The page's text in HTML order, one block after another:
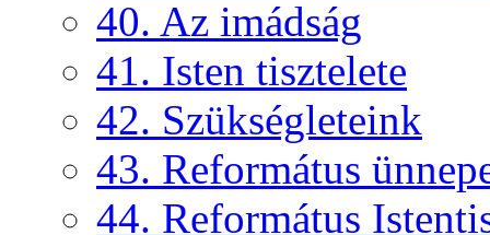
40. Az imádság
41. Isten tisztelete
42. Szükségleteink
43. Református
44. Református